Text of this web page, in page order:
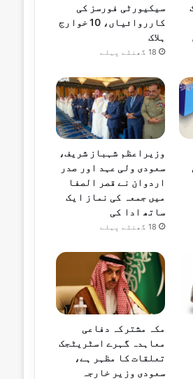
سیکیورٹی فورسز کی
کارروائیاں، 10 خوارج
ہلاک
18 گھنٹے پہلے
وزیراعظم شہباز شریف،
سعودی ولی عہد اور صدر
اردوان نے قصر الصفا
میں جمعہ کی نماز ایک
ساتھ ادا کی
18 گھنٹے پہلے
مکہ مشترکہ دفاعی
معاہدہ گہرے اسٹریٹجک
تعلقات کا مظہر ہے،
سعودی وزیر خارجہ